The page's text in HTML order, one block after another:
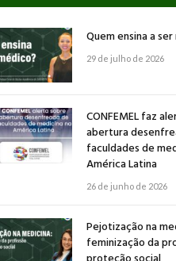
Quem ensina a
29 de julho de 2026
CONFEMEL faz
abertura
faculdades de
América Latina
26 de junho de 2026
Pejotização na
feminização da